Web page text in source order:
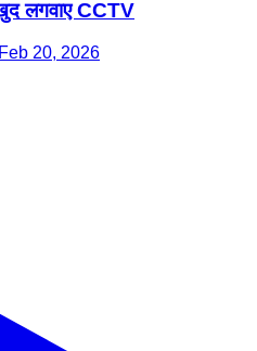
लगवाए CCTV
20, 2026